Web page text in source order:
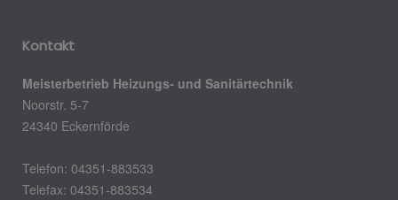
Kontakt
Meisterbetrieb Heizungs- und Sanitärtechnik
Noorstr. 5-7
24340 Eckernförde
Telefon: 04351-883533
Telefax: 04351-883534